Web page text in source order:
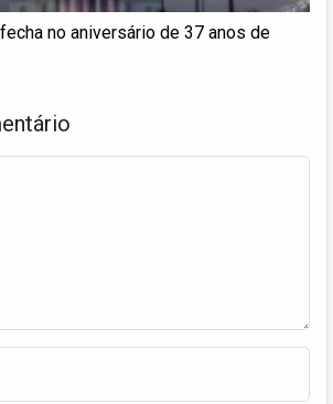
no aniversário de 37 anos de